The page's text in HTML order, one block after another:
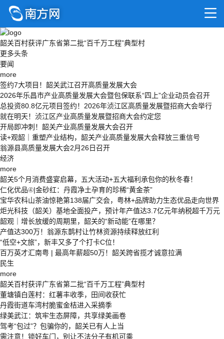
韶关百村获评广东省第二批“百千万工程”典型村
更多头条
要闻
more
签约7大项目！韶关武江召开高质量发展大会
2026年乐昌市产业高质量发展大会暨包保联系“四上”企业动员会召开
总投资80.8亿元项目签约！2026年浈江区高质量发展暨招商大会举行
就在明天！浈江区产业高质量发展暨招商大会约定您
开局即冲刺！韶关产业高质量发展大会召开
读+观韶｜重塑产业结构，韶关产业高质量发展大会释放三重信号
翁源县高质量发展大会2月26日召开
经济
more
韶关5个月消费盛宴启幕，五大活动+五大福利承包你的秋冬春！
仁化优品④|金砂红：丹霞净土孕育的珍稀“黄金茶”
宝华农科山茶油惊艳第138届广交会，粤林+品牌助力生态优品走向世界
炬光科技（韶关）基地全面投产，预计年产值达3.7亿元年纳税超千万元
韶观｜增长放缓的周期里，韶关的“新动能”在哪里？
产值达300万！翁源东鹊村让竹林资源持续释放红利
“低空+文旅”，新丰又多了个打卡C位！​
百万英才汇南粤 | 最高年薪超50万！韶关跨省揽才诚意拉满
民生
more
韶关百村获评广东省第二批“百千万工程”典型村
董塘镇白莲村：红薯丰收季，田间收获忙
丹霞街道车湾村脆蜜金桔进入采摘季
绿美武江：筑牢生态屏障，共享绿美画卷
驾考“包过”？包骗你的，韶关已有人上当
需注意！锁好车门，别让不法分子有机可乘